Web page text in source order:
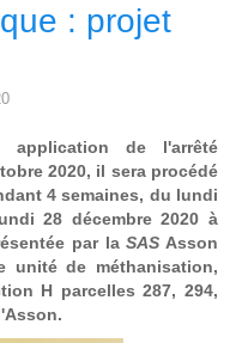
: projet
de l'arrêté
2020, il sera procédé
4 semaines, du lundi
28 décembre 2020 à
par laSAS Asson
unité de méthanisation,
H parcelles 287, 294,